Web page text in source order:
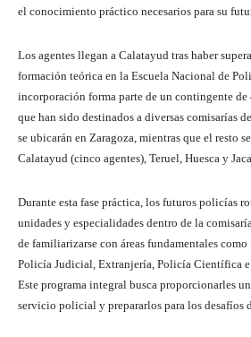
el conocimiento práctico necesarios para su
Los agentes llegan a Calatayud tras haber
formación teórica en la Escuela Nacional de
incorporación forma parte de un contingente de
que han sido destinados a diversas comisarías
se ubicarán en Zaragoza, mientras que el resto
Calatayud (cinco agentes), Teruel, Huesca y
Durante esta fase práctica, los futuros policías
unidades y especialidades dentro de la
de familiarizarse con áreas fundamentales
Policía Judicial, Extranjería, Policía Científica
Este programa integral busca proporcionarles
servicio policial y prepararlos para los desafíos